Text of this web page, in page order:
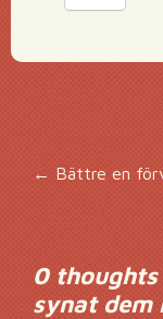
← Bättre en
0 thoughts
synat dem